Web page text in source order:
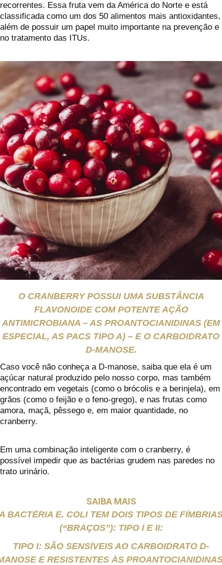
recorrentes. Essa fruta vem da América do Norte e está
classificada como um dos 50 alimentos mais antioxidantes,
além de possuir um papel muito importante na prevenção e
no tratamento das ITUs.
O CRANBERRY POSSUI UMA SUBSTÂNCIA
FLAVONOIDE COM POTENTE AÇÃO
ANTIMICROBIANA – AS PROANTOCIANIDINAS (EM
ESPECIAL, AS PACS TIPO A) – E O CARBOIDRATO
D-MANOSE.
Caso você não conheça a D-manose, saiba que ela é um
açúcar natural produzido pelo nosso corpo, mas também
encontrado em vegetais (como o brócolis e a berinjela), em
grãos (como o feijão e o feno-grego), e nas frutas como
amora, maçã, pêssego e, em maior quantidade, no
cranberry.
Em uma combinação inteligente com o cranberry, é
possível impedir que as bactérias grudem nas paredes no
trato urinário.
SAIBA MAIS
BACTÉRIA E. COLI TEM DOIS TIPOS DE
(“BRAÇOS”): TIPO I E II:
TIPO I: SÃO SENSÍVEIS AO CARBOIDRATO D-
E RESISTENTES ÀS